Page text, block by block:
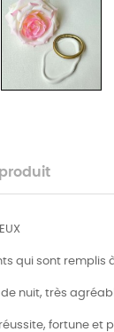
qui sont remplis
nuit, très
fortune et